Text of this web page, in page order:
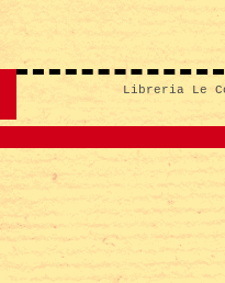
Libreria Le